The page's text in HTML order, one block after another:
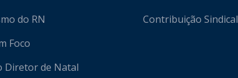
do RN
Foco
Diretor de Natal
Contribuição Sindical